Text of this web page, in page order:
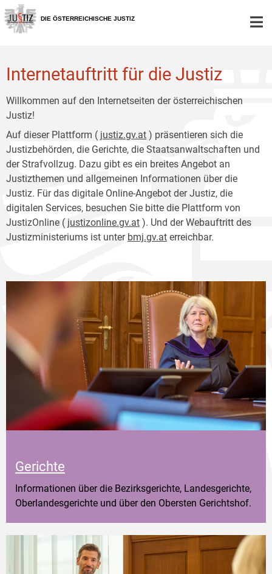
Zur
Hauptnavigation
[1]
Zum
Inhalt
[2]
DIE ÖSTERREICHISCHE JUSTIZ
Internetauftritt für die Justiz
Willkommen auf den Internetseiten der österreichischen
Justiz!
Auf dieser Plattform ( justiz.gv.at ) präsentieren sich die
Justizbehörden, die Gerichte, die Staatsanwaltschaften und
der Strafvollzug. Dazu gibt es ein breites Angebot an
Justizthemen und allgemeinen Informationen über die
Justiz. Für das digitale Online-Angebot der Justiz, die
digitalen Services, besuchen Sie bitte die Plattform von
JustizOnline ( justizonline.gv.at ). Und der Webauftritt des
Justizministeriums ist unter bmj.gv.at erreichbar.
Gerichte
Informationen über die Bezirksgerichte, Landesgerichte,
Oberlandesgerichte und über den Obersten Gerichtshof.